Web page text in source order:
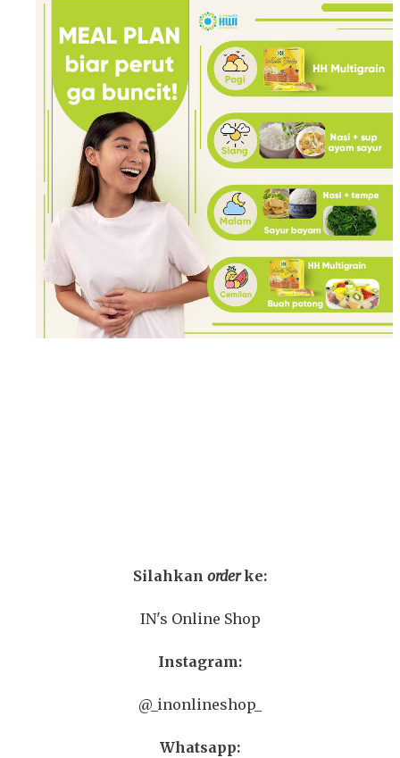
Silahkan orderke:
IN's Online Shop
Instagram:
@_inonlineshop_
Whatsapp: